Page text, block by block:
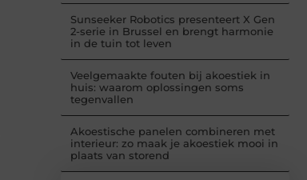
Sunseeker Robotics presenteert X Gen
2-serie in Brussel en brengt harmonie
in de tuin tot leven
Veelgemaakte fouten bij akoestiek in
huis: waarom oplossingen soms
tegenvallen
Akoestische panelen combineren met
interieur: zo maak je akoestiek mooi in
plaats van storend